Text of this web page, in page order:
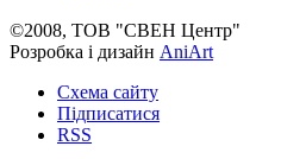
©2008, ТОВ "СВЕН Центр"
Розробка і дизайн AniArt
Схема сайту
Підписатися
RSS